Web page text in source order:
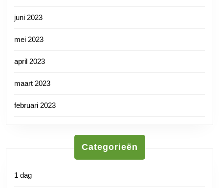
juni 2023
mei 2023
april 2023
maart 2023
februari 2023
Categorieën
1 dag